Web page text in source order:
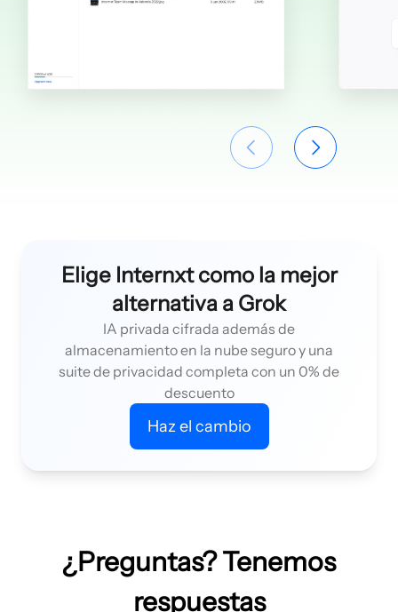
Elige Internxt como la mejor
alternativa a Grok
IA privada cifrada además de
almacenamiento en la nube seguro y una
suite de privacidad completa con un 0% de
descuento
Haz el cambio
¿Preguntas? Tenemos
respuestas